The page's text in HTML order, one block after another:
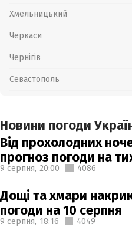
Хмельницький
Черкаси
Чернігів
Севастополь
Новини погоди
Від прохолодних
прогноз погоди на
9 серпня, 20:00 4086
Дощі та хмари
погоди на 10 серпня
9 серпня, 18:16 4049